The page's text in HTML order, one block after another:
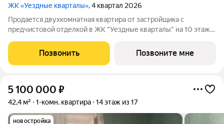
ЖК «Уездные кварталы», 4 квартал 2026
Продается двухкомнатная квартира от застройщика с
предчистовой отделкой в ЖК "Уездные кварталы" на 10 этаже.
просторной кухни-столовой: 25.7 кв.м. Комнаты
изолированные, все окна выходят на одну
Позвонить Позвоните мне
5 100 000 ₽
42,4 м² 1-комн. квартира 14 этаж из 17
новостройка